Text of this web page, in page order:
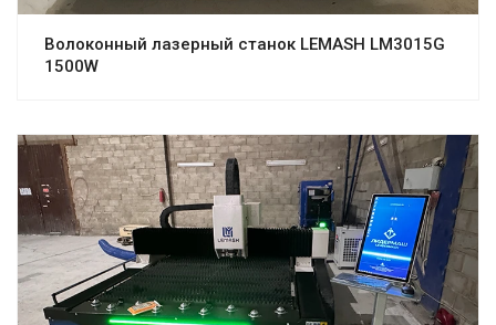
Волоконный лазерный станок LEMASH LM3015G
1500W